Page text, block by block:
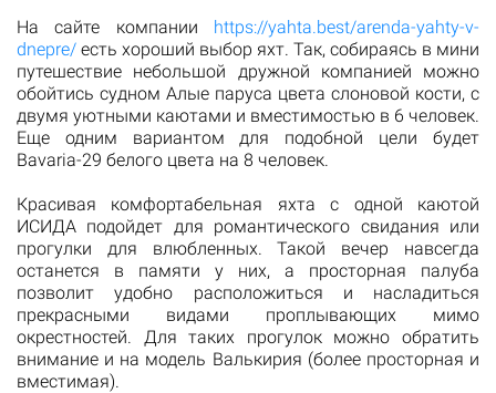
На сайте компании https://yahta.best/arenda-yahty-v-
dnepre/ есть хороший выбор яхт. Так, собираясь в мини
путешествие небольшой дружной компанией можно
обойтись судном Алые паруса цвета слоновой кости, с
двумя уютными каютами и вместимостью в 6 человек.
Еще одним вариантом для подобной цели будет
Bavaria-29 белого цвета на 8 человек.
Красивая комфортабельная яхта с одной каютой
ИСИДА подойдет для романтического свидания или
прогулки для влюбленных. Такой вечер навсегда
останется в памяти у них, а просторная палуба
позволит удобно расположиться и насладиться
прекрасными видами проплывающих мимо
окрестностей. Для таких прогулок можно обратить
внимание и на модель Валькирия (более просторная и
вместимая).